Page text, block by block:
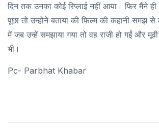
दिन तक उनका कोई रिप्लाई नहीं आया। फिर मैंने
पूछा तो उन्होंने बताया की फिल्म की कहानी समझ
में जब उन्हें समझाया गया तो वह राजी हो गईं और
भी।
Pc- Parbhat Khabar